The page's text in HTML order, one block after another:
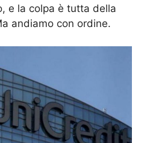
e la colpa è tutta della
andiamo con ordine.